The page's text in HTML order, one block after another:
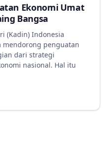
Ekonomi Umat
Bangsa
(Kadin) Indonesia
mendorong penguatan
dari strategi
nasional. Hal itu